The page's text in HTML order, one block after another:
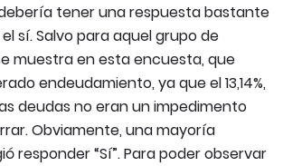
tener una respuesta bastante
sí. Salvo para aquel grupo de
muestra en esta encuesta, que
endeudamiento, ya que el 13,14%,
deudas no eran un impedimento
Obviamente, una mayoría
responder “Sí”. Para poder observar